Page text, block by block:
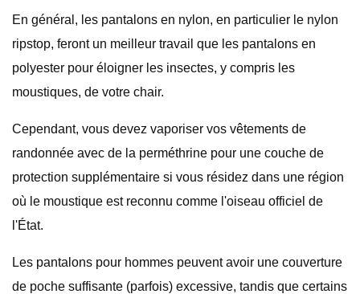
En général, les pantalons en nylon, en particulier le nylon
ripstop, feront un meilleur travail que les pantalons en
polyester pour éloigner les insectes, y compris les
moustiques, de votre chair.
Cependant, vous devez vaporiser vos vêtements de
randonnée avec de la perméthrine pour une couche de
protection supplémentaire si vous résidez dans une région
où le moustique est reconnu comme l'oiseau officiel de
l'État.
Les pantalons pour hommes peuvent avoir une couverture
de poche suffisante (parfois) excessive, tandis que certains